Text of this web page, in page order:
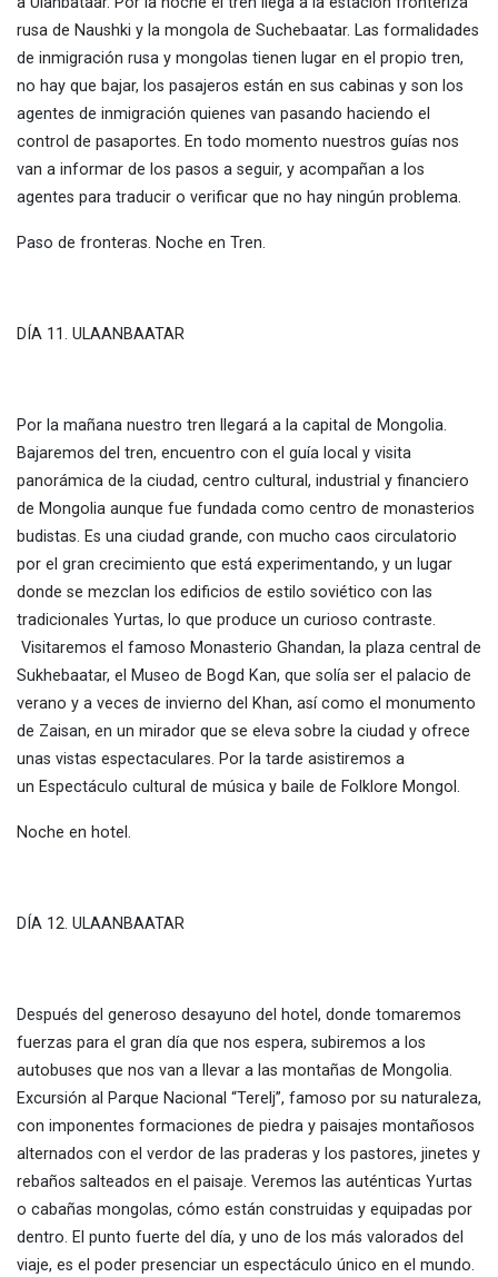
rusa de Naushki y la mongola de Suchebaatar. Las formalidades
de inmigración rusa y mongolas tienen lugar en el propio tren,
no hay que bajar, los pasajeros están en sus cabinas y son los
agentes de inmigración quienes van pasando haciendo el
control de pasaportes. En todo momento nuestros guías nos
van a informar de los pasos a seguir, y acompañan a los
agentes para traducir o verificar que no hay ningún problema.
Paso de fronteras. Noche en Tren.
DÍA 11. ULAANBAATAR
Por la mañana nuestro tren llegará a la capital de Mongolia.
Bajaremos del tren, encuentro con el guía local y visita
panorámica de la ciudad, centro cultural, industrial y financiero
de Mongolia aunque fue fundada como centro de monasterios
budistas. Es una ciudad grande, con mucho caos circulatorio
por el gran crecimiento que está experimentando, y un lugar
donde se mezclan los edificios de estilo soviético con las
tradicionales Yurtas, lo que produce un curioso contraste.
Visitaremos el famoso Monasterio Ghandan, la plaza central de
Sukhebaatar, el Museo de Bogd Kan, que solía ser el palacio de
verano y a veces de invierno del Khan, así como el monumento
de Zaisan, en un mirador que se eleva sobre la ciudad y ofrece
unas vistas espectaculares. Por la tarde asistiremos a
un Espectáculo cultural de música y baile de Folklore Mongol.
Noche en hotel.
DÍA 12. ULAANBAATAR
Después del generoso desayuno del hotel, donde tomaremos
fuerzas para el gran día que nos espera, subiremos a los
autobuses que nos van a llevar a las montañas de Mongolia.
Excursión al Parque Nacional “Terelj”, famoso por su naturaleza,
con imponentes formaciones de piedra y paisajes montañosos
alternados con el verdor de las praderas y los pastores, jinetes y
rebaños salteados en el paisaje. Veremos las auténticas Yurtas
o cabañas mongolas, cómo están construidas y equipadas por
dentro. El punto fuerte del día, y uno de los más valorados del
viaje, es el poder presenciar un espectáculo único en el mundo.